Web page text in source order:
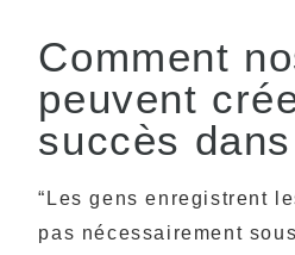
Comment
peuvent
succès
“Les gens enregistrent
pas nécessairement